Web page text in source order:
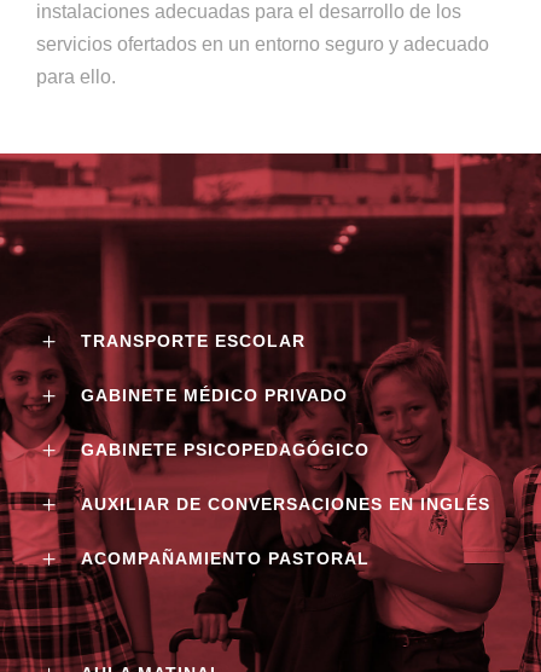
instalaciones adecuadas para el desarrollo de los
servicios ofertados en un entorno seguro y adecuado
para ello.
TRANSPORTE ESCOLAR
GABINETE MÉDICO PRIVADO
GABINETE PSICOPEDAGÓGICO
AUXILIAR DE CONVERSACIONES EN INGLÉS
ACOMPAÑAMIENTO PASTORAL